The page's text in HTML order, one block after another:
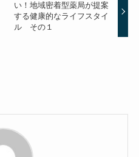
い！地域密着型薬局が提案
する健康的なライフスタイ
ル その１